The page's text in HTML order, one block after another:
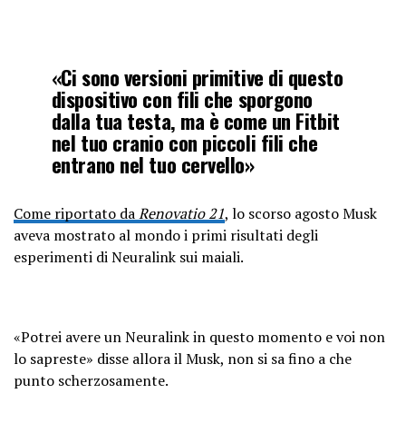
«Ci sono versioni primitive di questo
dispositivo con fili che sporgono
dalla tua testa, ma è come un Fitbit
nel tuo cranio con piccoli fili che
entrano nel tuo cervello»
Come riportato daRenovatio 21, lo scorso agosto Musk
aveva mostrato al mondo i primi risultati degli
esperimenti di Neuralink sui maiali.
«Potrei avere un Neuralink in questo momento e voi non
lo sapreste» disse allora il Musk, non si sa fino a che
punto scherzosamente.